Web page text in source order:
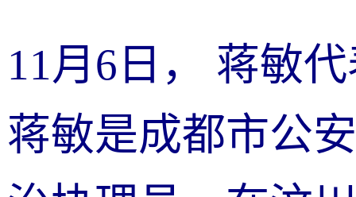
11月6日， 蒋敏
蒋敏是成都市公